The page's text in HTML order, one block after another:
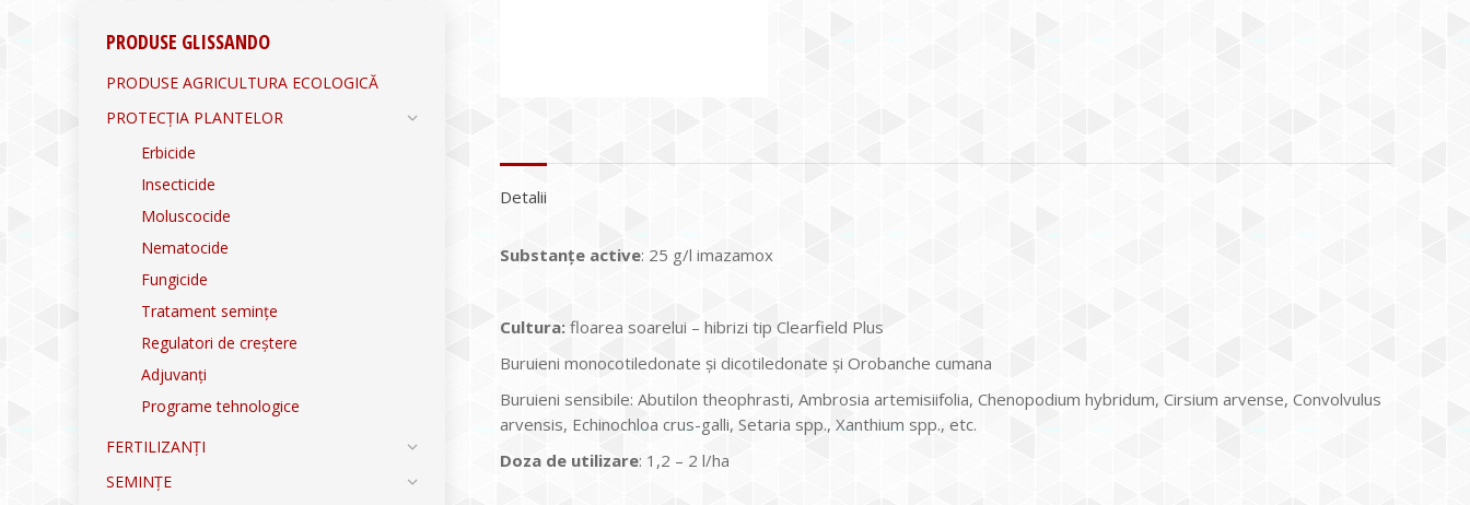
Detalii
Substanțe active: 25 g/l imazamox
Cultura: floarea soarelui – hibrizi tip Clearfield Plus
Buruieni monocotiledonate și dicotiledonate și Orobanche cumana
Buruieni sensibile: Abutilon theophrasti, Ambrosia artemisiifolia, Chenopodium hybridum, Cirsium arvense, Convolvulus
arvensis, Echinochloa crus-galli, Setaria spp., Xanthium spp., etc.
Doza de utilizare: 1,2 – 2 l/ha
PRODUSE GLISSANDO
PRODUSE AGRICULTURA ECOLOGICĂ
PROTECȚIA PLANTELOR
Erbicide
Insecticide
Moluscocide
Nematocide
Fungicide
Tratament semințe
Regulatori de creștere
Adjuvanți
Programe tehnologice
FERTILIZANȚI
SEMINȚE